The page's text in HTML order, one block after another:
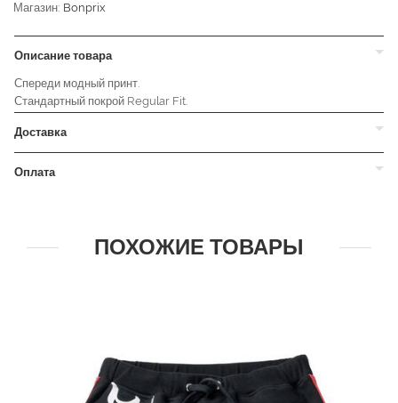
Магазин: Bonprix
Описание товара
Спереди модный принт.
Стандартный покрой Regular Fit.
Доставка
Оплата
ПОХОЖИЕ ТОВАРЫ